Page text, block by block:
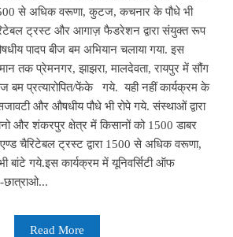
से अधिक वरूणा, कुटज, कचनार के पौधे भी
ट्रस्ट और आगाज़ फैडरेशन द्वारा संयुक्त रूप
पादप बीज बम अभियान चलाया गया. इस
तक प्रेमनगर, झाझरा, मालदेवता, रायपुर में सौंग
बम प्रत्यारोपित/फेंके गये. यही नहीं कार्यक्रम के
और औषधीय पौधे भी रोपे गये. संस्थाओं द्वारा
और शंकरपुर क्षेत्र में किसानों को 1500 डाबर
चैरिटेबल ट्रस्ट द्वारा 1500 से अधिक वरूणा,
गये.इस कार्यक्रम में यूनिवर्सिटी ऑफ
छात्राओ...
Read More